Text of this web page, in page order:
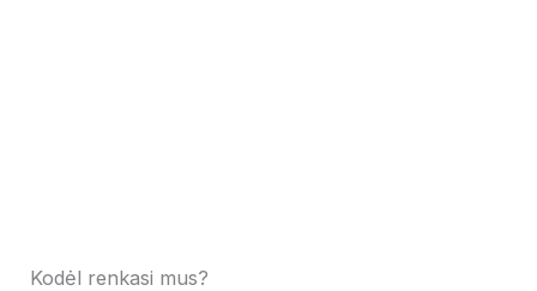
Kodėl renkasi mus?